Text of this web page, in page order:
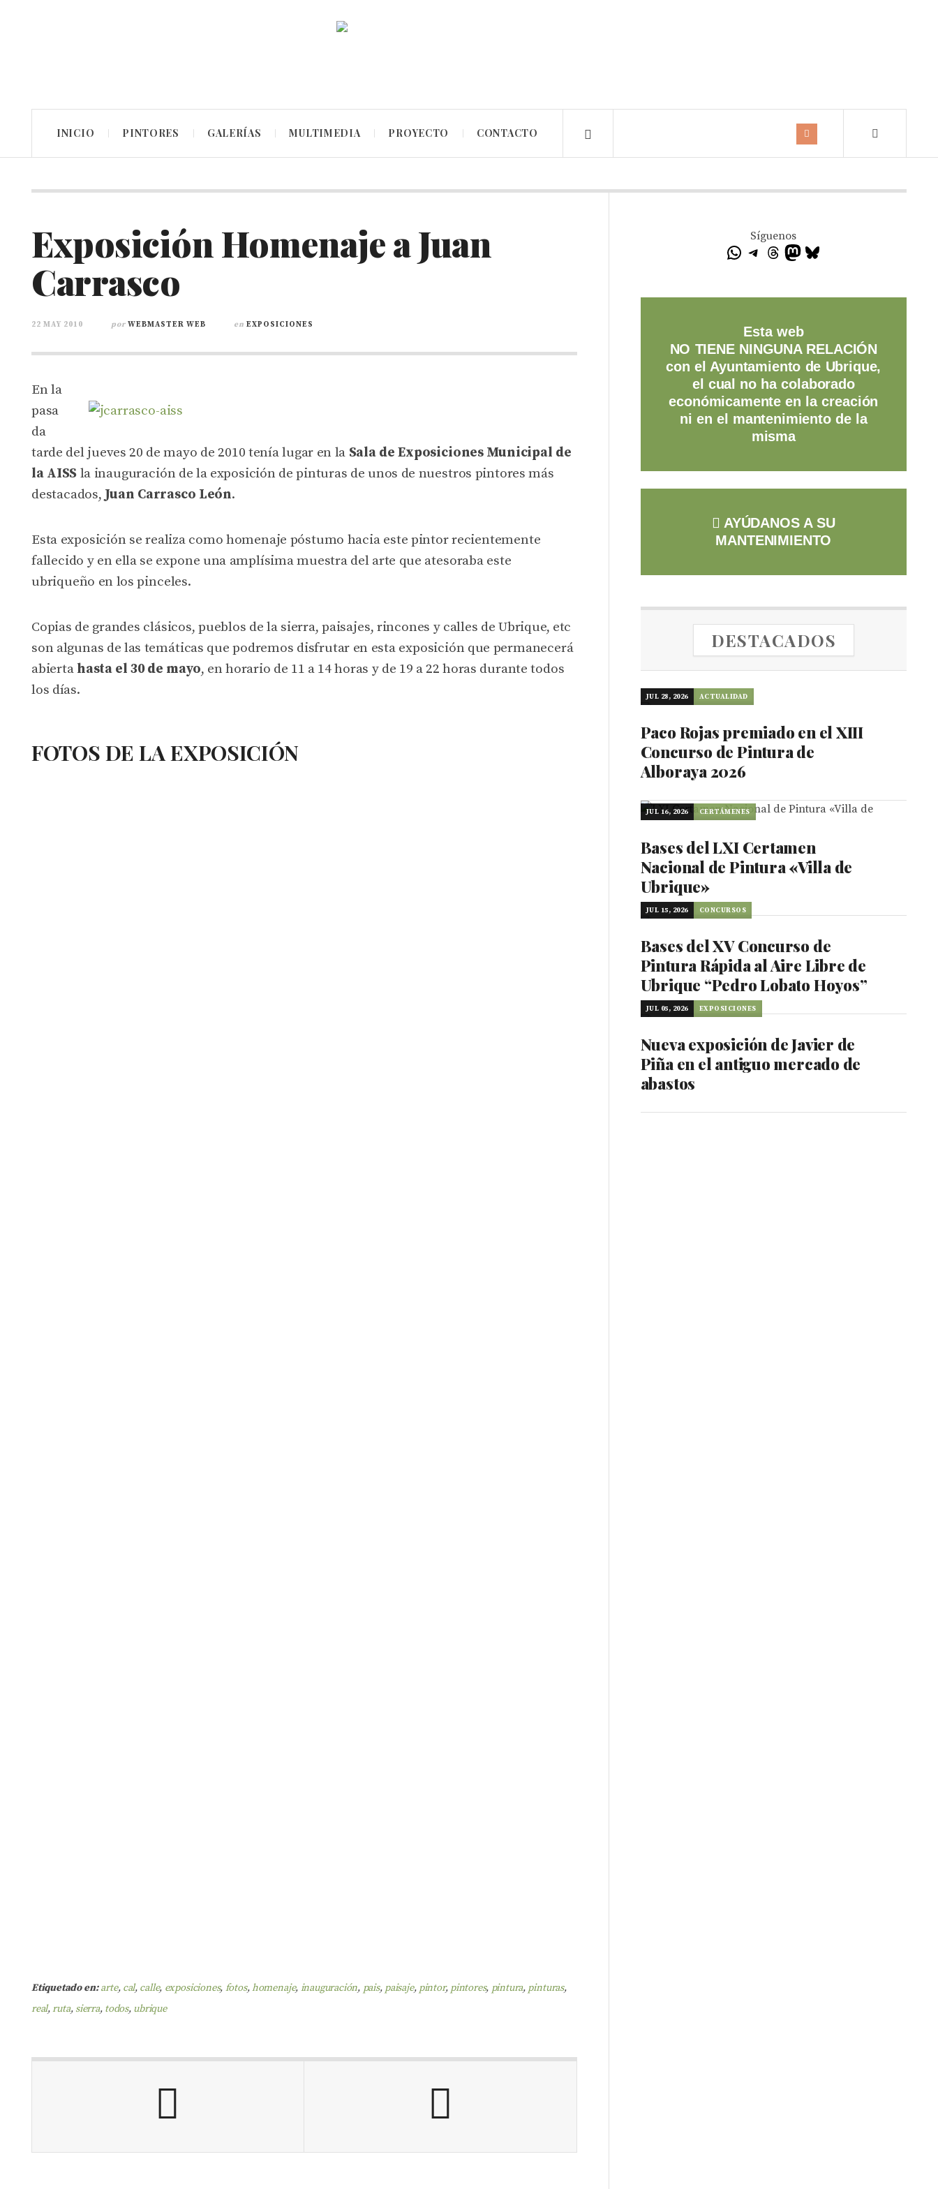
INICIO PINTORES GALERÍAS MULTIMEDIA PROYECTO CONTACTO
Exposición Homenaje a Juan
Carrasco
22 MAY 2010 por WEBMASTER WEB en EXPOSICIONES
En la
pasa
da
tarde del jueves 20 de mayo de 2010 tenía lugar en la Sala de Exposiciones Municipal de
la AISS la inauguración de la exposición de pinturas de unos de nuestros pintores más
destacados, Juan Carrasco León.
Esta exposición se realiza como homenaje póstumo hacia este pintor recientemente
fallecido y en ella se expone una amplísima muestra del arte que atesoraba este
ubriqueño en los pinceles.
Copias de grandes clásicos, pueblos de la sierra, paisajes, rincones y calles de Ubrique, etc
son algunas de las temáticas que podremos disfrutar en esta exposición que permanecerá
abierta hasta el 30 de mayo, en horario de 11 a 14 horas y de 19 a 22 horas durante todos
los días.
FOTOS DE LA EXPOSICIÓN
Etiquetado en: arte, cal, calle, exposiciones, fotos,homenaje, inauguración, pais, paisaje, pintor, pintores, pintura, pinturas,
real,ruta, sierra, todos, ubrique
Síguenos
Esta web
NO TIENE NINGUNA RELACIÓN
con el Ayuntamiento de Ubrique,
el cual no ha colaborado
económicamente en la creación
ni en el mantenimiento de la
misma
AYÚDANOS A SU
MANTENIMIENTO
DESTACADOS
JUL 28, 2026 ACTUALIDAD
Paco Rojas premiado en el XIII
Concurso de Pintura de
Alboraya 2026
JUL 16, 2026 CERTÁMENES
Bases del LXI Certamen
Nacional de Pintura «Villa de
Ubrique»
JUL 15, 2026 CONCURSOS
Bases del XV Concurso de
Pintura Rápida al Aire Libre de
Ubrique “Pedro Lobato Hoyos”
JUL 05, 2026 EXPOSICIONES
Nueva exposición de Javier de
Piña en el antiguo mercado de
abastos